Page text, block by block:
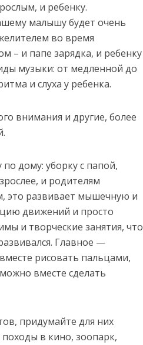
и ребенку.
малышу будет очень
во время
– и папе зарядка, и ребенку
музыки: от медленной до
и слуха у ребенка.
внимания и другие, более
дому: уборку с папой,
и родителям
это развивает мышечную и
движений и просто
и творческие занятия, что
Главное —
рисовать пальцами,
вместе сделать
придумайте для них
в кино, зоопарк,